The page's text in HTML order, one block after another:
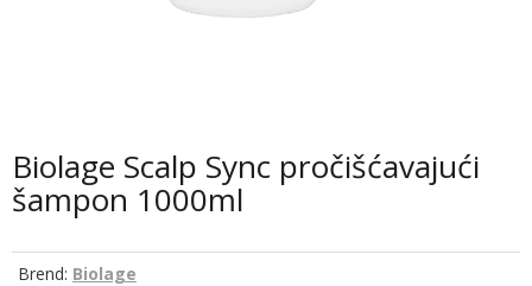
Biolage Scalp Sync pročišćavajući
šampon 1000ml
Brend: Biolage